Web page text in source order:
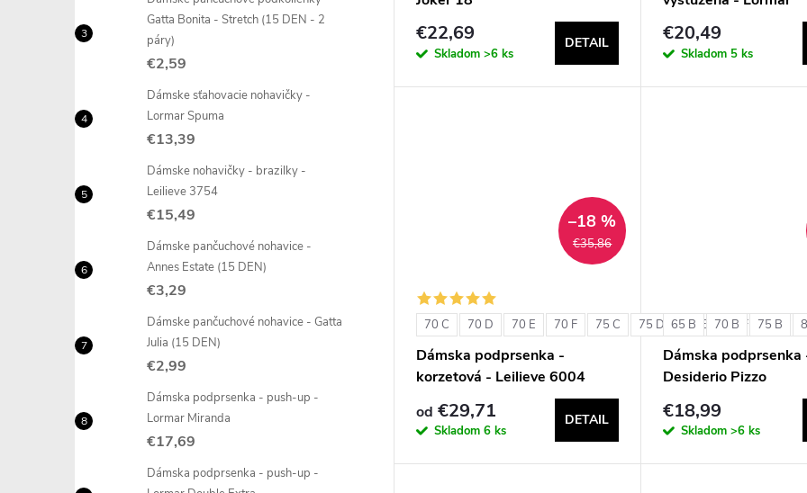
Gatta Bonita - Stretch (15 DEN - 2
páry)
€2,59
Dámske sťahovacie nohavičky -
Lormar Spuma
€13,39
Dámske nohavičky - brazilky -
Leilieve 3754
€15,49
Dámske pančuchové nohavice -
Annes Estate (15 DEN)
€3,29
Dámske pančuchové nohavice - Gatta
Julia (15 DEN)
€2,99
Dámska podprsenka - push-up -
Lormar Miranda
€17,69
Dámska podprsenka - push-up -
€22,69
Skladom >6 ks
DETAIL
ExtraOrdinary
€20,49
Skladom 5 ks
€35,86
–18 %
70 C 70 D 70 E 70 F 75 C 75 D 75 E 75 F 80 C
Dámska podprsenka -
korzetová - Leilieve 6004
od €29,71
Skladom 6 ks
DETAIL
65 B 70 B 75 B
Dámska podprsenka
Desiderio Pizzo
€18,99
Skladom>6 ks